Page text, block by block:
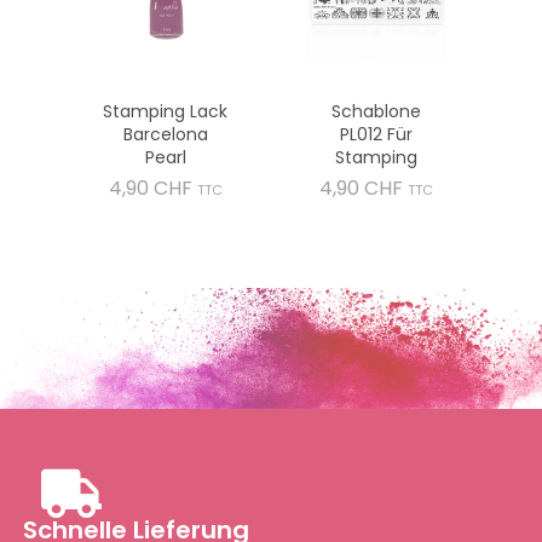
Stamping Lack
Barcelona
Pearl
4,90 CHF Preis
TTC
Schablone
PL012 Für
Stamping
4,90 CHF Preis
TTC
Schnelle Lieferung